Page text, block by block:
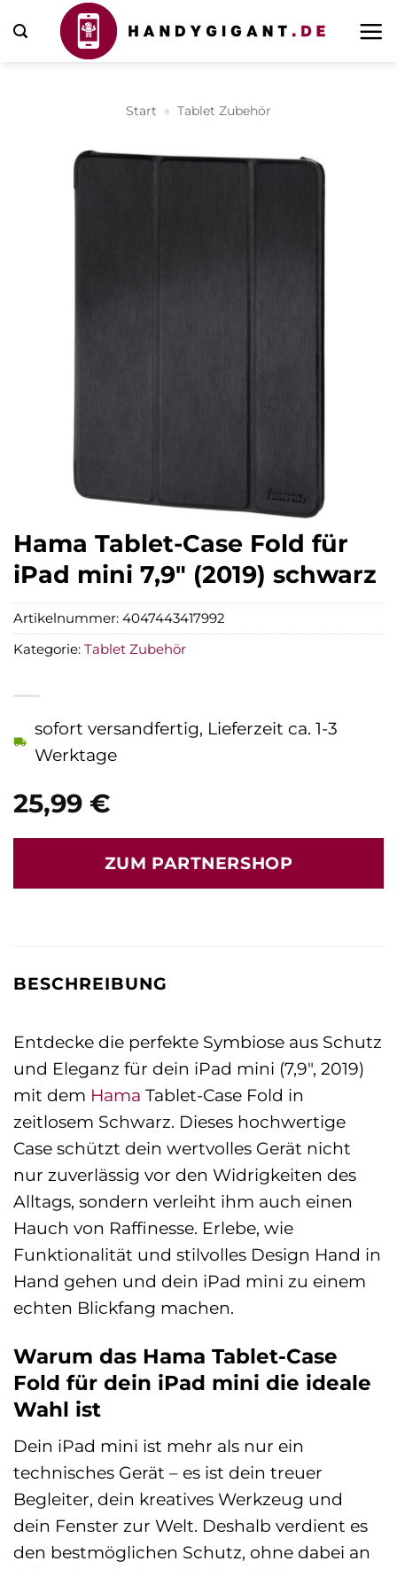
Inhalt
Start » Tablet Zubehör
Hama Tablet-Case Fold für
iPad mini 7,9″ (2019) schwarz
25,99 €
sofort versandfertig, Lieferzeit ca. 1-3
Werktage
ZUM PARTNERSHOP
Artikelnummer: 4047443417992
Kategorie: Tablet Zubehör
BESCHREIBUNG
Entdecke die perfekte Symbiose aus Schutz
und Eleganz für dein iPad mini (7,9″, 2019)
mit dem Hama Tablet-Case Fold in
zeitlosem Schwarz. Dieses hochwertige
Case schützt dein wertvolles Gerät nicht
nur zuverlässig vor den Widrigkeiten des
Alltags, sondern verleiht ihm auch einen
Hauch von Raffinesse. Erlebe, wie
Funktionalität und stilvolles Design Hand in
Hand gehen und dein iPad mini zu einem
echten Blickfang machen.
Warum das Hama Tablet-Case
Fold für dein iPad mini die ideale
Wahl ist
Dein iPad mini ist mehr als nur ein
technisches Gerät – es ist dein treuer
Begleiter, dein kreatives Werkzeug und
dein Fenster zur Welt. Deshalb verdient es
den bestmöglichen Schutz, ohne dabei an